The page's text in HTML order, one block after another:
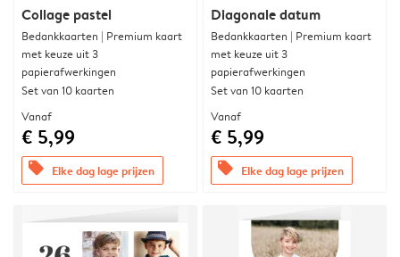
Collage pastel
Bedankkaarten | Premium kaart
met keuze uit 3
papierafwerkingen
Set van 10 kaarten
Vanaf
€ 5,99
offers Elke dag lage prijzen
Diagonale datum
Bedankkaarten | Premium kaart
met keuze uit 3
papierafwerkingen
Set van 10 kaarten
Vanaf
€ 5,99
offers Elke dag lage prijzen